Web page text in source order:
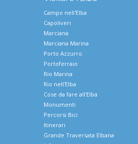
Campo nell'Elba
Capoliveri
Marciana
Marciana Marina
Porto Azzurro
Portoferraio
Rio Marina
Rio nell'Elba
Cose da fare all'Elba
Monumenti
Percorsi Bici
Itinerari
Grande Traversata Elbana